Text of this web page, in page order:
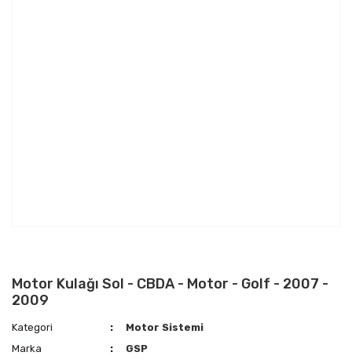
Motor Kulağı Sol - CBDA - Motor - Golf - 2007 -
2009
Kategori
Motor Sistemi
Marka
GSP